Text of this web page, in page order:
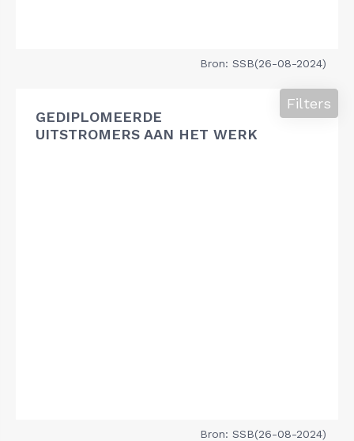
Bron: SSB(26-08-2024)
GEDIPLOMEERDE
UITSTROMERS AAN HET WERK
Filters
Bron: SSB(26-08-2024)